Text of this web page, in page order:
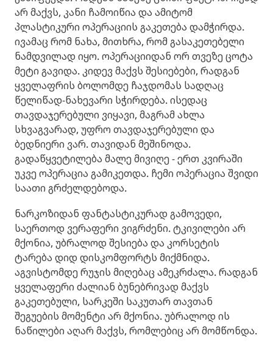
არ მაქვს, კანი ჩამოიწია და ამიტომ
პლასტიკური ოპერაციის გაკეთება დამჭირდა.
ივამაც რომ ნახა, მითხრა, რომ გასაკეთებელი
ნამდვილად იყო. ​ოპერაციიდან ორ თვეზე ცოტა
მეტი გავიდა. კიდევ მაქვს შესიებები, რადგან
ყველაფრის ბოლომდე ჩაჯდომას სადღაც
წელიწად-ნახევარი სჭირდება. ისედაც
თავდაჯერებული ვიყავი, მაგრამ ახლა
სხვაგვარად, უფრო თავდაჯერებული და
ბედნიერი ვარ. თავიდან მეშინოდა.
გადაწყვეტილება მალე მივიღე - ერთ კვირაში
უკვე ოპერაცია გამიკეთდა. ​ჩემი ოპერაცია შვიდი
საათი გრძელდებოდა.
ნარკოზიდან ფანტასტიკურად გამოვედი,
საერთოდ ვერაფერი ვიგრძენი. ტკივილები არ
მქონია, უბრალოდ შესიება და კორსეტის
ტარება დიდ დისკომფორტს მიქმნიდა.
აგვისტომდე რუჯის მიღებაც ამეკრძალა. რადგან
ყველაფერი ძალიან ბუნებრივად მაქვს
გაკეთებული, სარკეში საკუთარ თავთან
შეგუების მომენტი არ მქონია. უბრალოდ ის
ნაწილები აღარ მაქვს, რომლებიც არ მომწონდა.